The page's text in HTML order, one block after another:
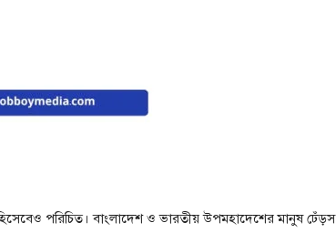
পরিচিত। বাংলাদেশ ও ভারতীয় উপমহাদেশের মানুষ ঢেঁড়স